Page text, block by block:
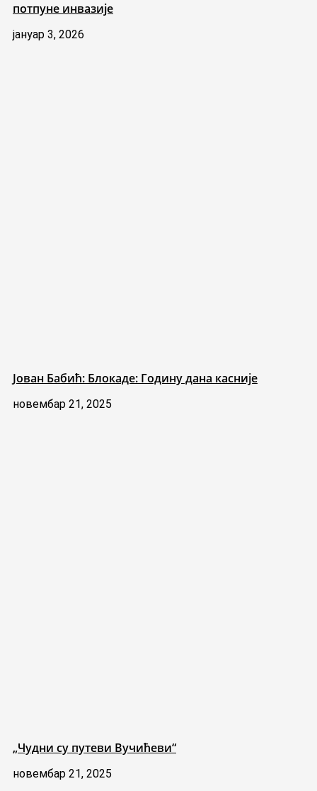
потпуне инвазије
јануар 3, 2026
Јован Бабић: Блокаде: Годину дана касније
новембар 21, 2025
„Чудни су путеви Вучићеви“
новембар 21, 2025